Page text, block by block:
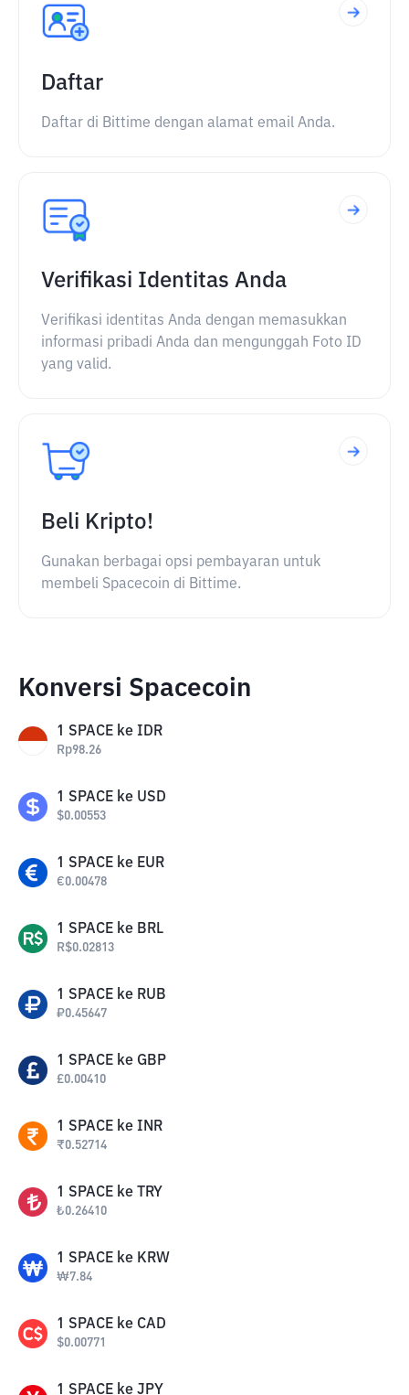
Daftar
Daftar di Bittime dengan alamat email Anda.
Verifikasi Identitas Anda
Verifikasi identitas Anda dengan memasukkan
informasi pribadi Anda dan mengunggah Foto ID
yang valid.
Beli Kripto!
Gunakan berbagai opsi pembayaran untuk
membeli Spacecoin di Bittime.
Konversi Spacecoin
1 SPACE ke IDR
Rp98.26
1 SPACE ke USD
$0.00553
1 SPACE ke EUR
€0.00478
1 SPACE ke BRL
R$0.02813
1 SPACE ke RUB
₽0.45647
1 SPACE ke GBP
£0.00410
1 SPACE ke INR
₹0.52714
1 SPACE ke TRY
₺0.26410
1 SPACE ke KRW
₩7.84
1 SPACE ke CAD
$0.00771
1 SPACE ke JPY